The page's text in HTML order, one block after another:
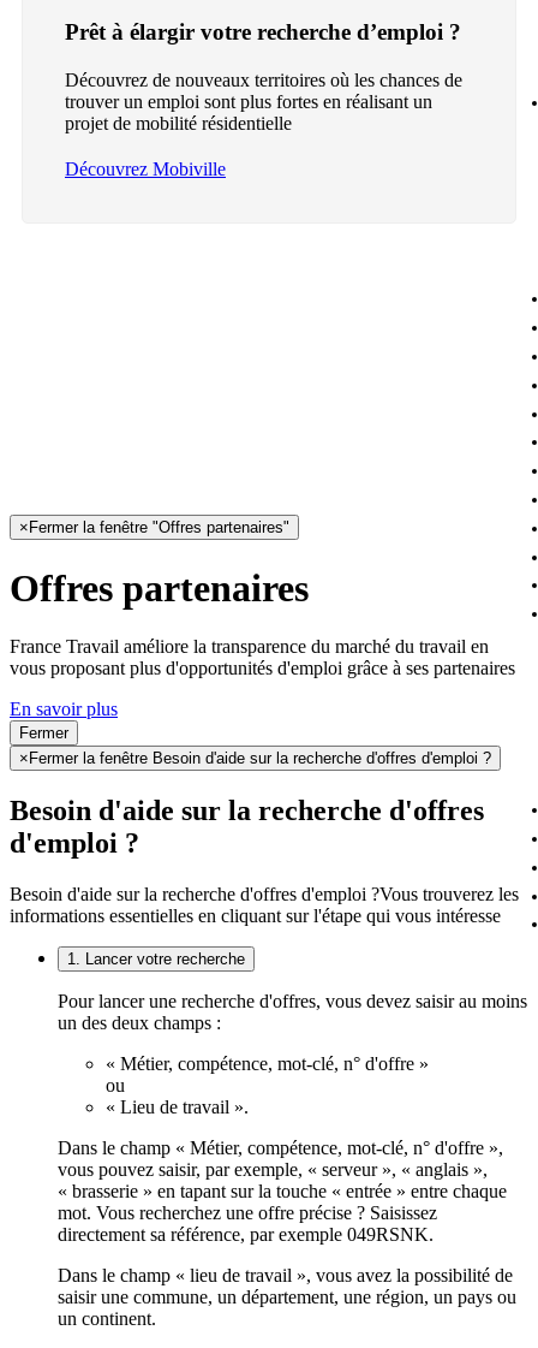
Prêt à élargir votre recherche d’emploi ?
Découvrez de nouveaux territoires où les chances de
trouver un emploi sont plus fortes en réalisant un
projet de mobilité résidentielle
Découvrez Mobiville
× Fermer la fenêtre "Offres partenaires"
Offres partenaires
France Travail améliore la transparence du marché du travail en
vous proposant plus d'opportunités d'emploi grâce à ses partenaires
En savoir plus
Fermer
× Fermer la fenêtre Besoin d'aide sur la recherche d'offres d'emploi ?
Besoin d'aide sur la recherche d'offres
d'emploi ?
Besoin d'aide sur la recherche d'offres d'emploi ?Vous trouverez les
informations essentielles en cliquant sur l'étape qui vous intéresse
1. Lancer votre recherche
Pour lancer une recherche d'offres, vous devez saisir au moins
un des deux champs :
« Métier, compétence, mot-clé, n° d'offre »
ou
« Lieu de travail ».
Dans le champ « Métier, compétence, mot-clé, n° d'offre »,
vous pouvez saisir, par exemple, « serveur », « anglais »,
« brasserie » en tapant sur la touche « entrée » entre chaque
mot. Vous recherchez une offre précise ? Saisissez
directement sa référence, par exemple 049RSNK.
Dans le champ « lieu de travail », vous avez la possibilité de
saisir une commune, un département, une région, un pays ou
un continent.